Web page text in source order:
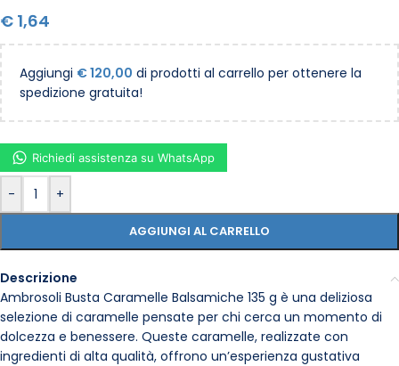
€ 1,64
Aggiungi €120,00 di prodotti al carrello per ottenere la
spedizione gratuita!
- +
AGGIUNGI AL CARRELLO
Richiedi assistenza su WhatsApp
Descrizione
Ambrosoli Busta Caramelle Balsamiche 135 g è una deliziosa
selezione di caramelle pensate per chi cerca un momento di
dolcezza e benessere. Queste caramelle, realizzate con
ingredienti di alta qualità, offrono un’esperienza gustativa